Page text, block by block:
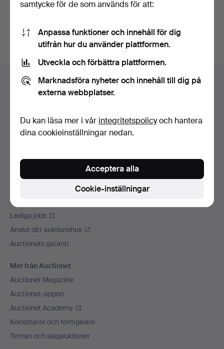
Sidfotsnavigation
Hjälp och kontakt
Kontakta support
Betalningsalternativ
Vi skickar med
Auctionet
Press
Lediga jobb
Anslut ditt auktionshus
Auctionets garanti
Mer från Auctionet
Auctionet Magazine
Auctionet-appen
Auctionet Academy
Konstnärer och formgivare
Teman och slagauktioner
samtycke för de som används för att:
Anpassa funktioner och innehåll för dig
utifrån hur du använder plattformen.
Utveckla och förbättra plattformen.
Marknadsföra nyheter och innehåll till dig på
externa webbplatser.
Du kan läsa mer i vår integritetspolicyoch hantera
dina cookieinställningar nedan.
Cookie-inställningar
Acceptera alla